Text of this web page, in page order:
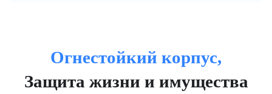
Огнестойкий корпус,
Защита жизни и имущества